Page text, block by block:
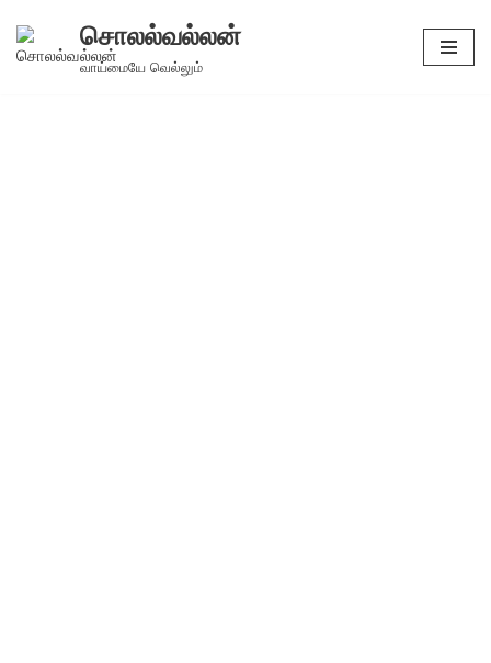
Skip
சொலல்வல்லன்
வாய்மையே வெல்லும்